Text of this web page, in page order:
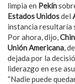
limpia en Pekín
Estados Unidosdel
instancia resultaría
Por ahora, dijo,
Unión Americana,
dejada por la
liderazgo en ese
“Nadie puede